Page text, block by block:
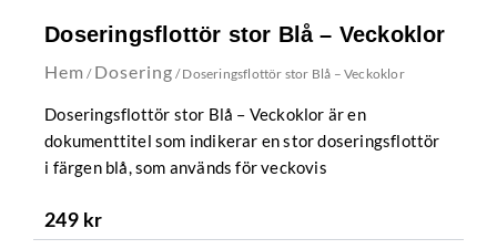
Doseringsflottör stor Blå – Veckoklor
Hem / Dosering / Doseringsflottör stor Blå – Veckoklor
Doseringsflottör stor Blå – Veckoklor är en
dokumenttitel som indikerar en stor doseringsflottör
i färgen blå, som används för veckovis
249 kr